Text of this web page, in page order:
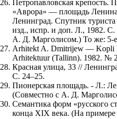
Петропавловская
«Аврора» — площадь
Ленинград. Спутник
изд., испр. и доп. Л., 1982.
А. Д. Марголисом.) То же: 5-
Arhitekt A. Dmitrijew — Kopli
Arhitektuur (Tallinn). 1982. №
Красная улица, 33 //
С. 24–25.
Пионерская площадь. - Л.:
(Совместно с А. Д.
Семантика форм «русского
конца XIX века. (На